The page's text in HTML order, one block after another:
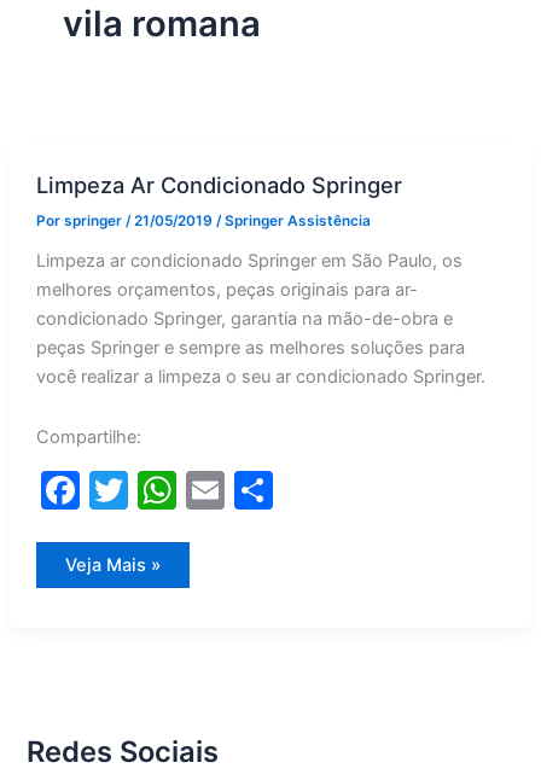
vila romana
Limpeza Ar Condicionado Springer
Por springer /21/05/2019 /Springer Assistência
Limpeza ar condicionado Springer em São Paulo, os
melhores orçamentos, peças originais para ar-
condicionado Springer, garantia na mão-de-obra e
peças Springer e sempre as melhores soluções para
você realizar a limpeza o seu ar condicionado Springer.
Compartilhe:
F
c
k
T
itt
W E S
Limpeza
Veja Mais »
Redes Sociais